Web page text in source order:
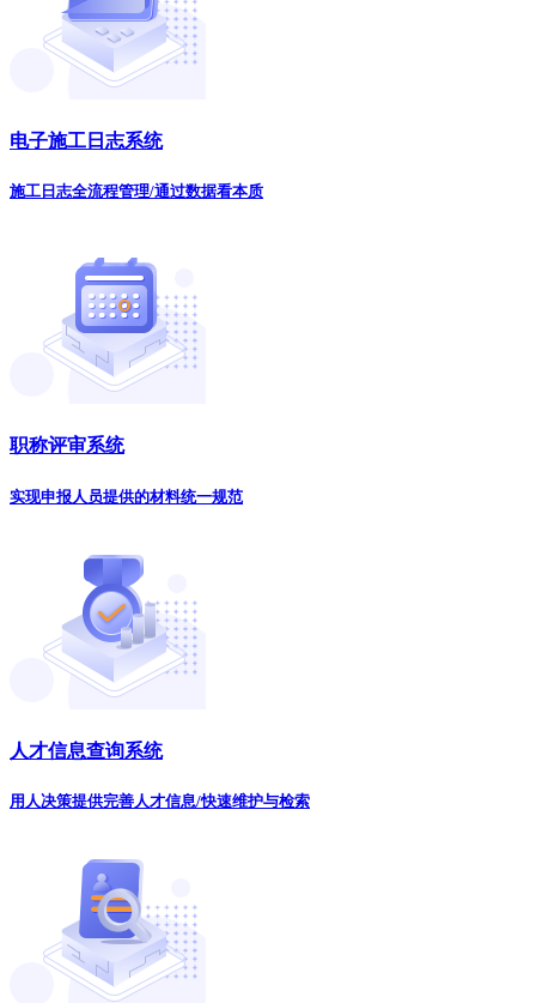
电子施工日志系统
施工日志全流程管理/通过数据看本质
职称评审系统
实现申报人员提供的材料统一规范
人才信息查询系统
用人决策提供完善人才信息/快速维护与检索